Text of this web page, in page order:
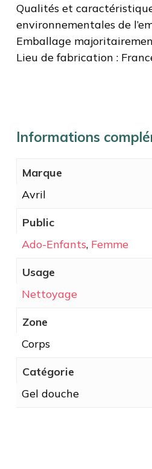
Qualités et
environnementales de
Emballage
Lieu de fabrication :
Informations
Marque
Avril
Public
Ado-Enfants, Femme
Usage
Nettoyage
Zone
Corps
Catégorie
Gel douche